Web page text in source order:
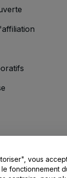
/ Nous
vous
fonctionnement